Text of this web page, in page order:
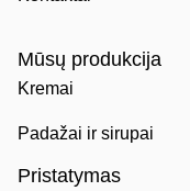
Mūsų produkcija
Kremai
Padažai ir sirupai
Pristatymas